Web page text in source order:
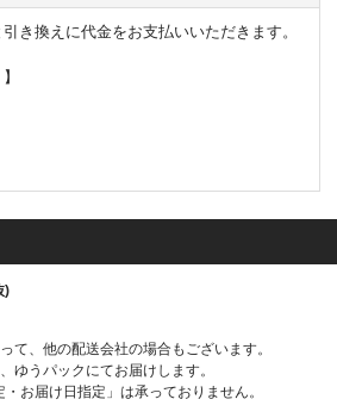
き換えに代金をお支払いいただきます。
)
て、他の配送会社の場合もございます。
ゆうパックにてお届けします。
お届け日指定」は承っておりません。